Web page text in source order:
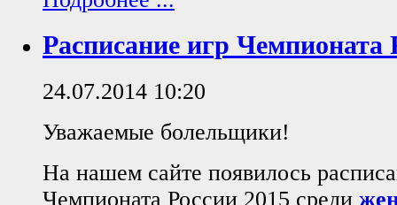
Расписание игр Чемпионата
24.07.2014 10:20
Уважаемые болельщики!
На нашем сайте появилось
Чемпионата России 2015 среди